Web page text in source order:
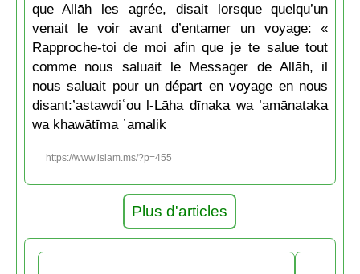
que Allāh les agrée, disait lorsque quelqu’un
venait le voir avant d’entamer un voyage: «
Rapproche-toi de moi afin que je te salue tout
comme nous saluait le Messager de Allāh, il
nous saluait pour un départ en voyage en nous
disant:’astawdiʿou l-Lāha dīnaka wa ’amānataka
wa khawātīma ʿamalik
https://www.islam.ms/?p=455
Plus d'articles